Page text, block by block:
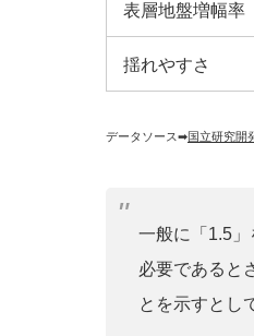
表層地盤増幅率
揺れやすさ
データソース➡︎国立研究開
一般に「1.5
必要であると
とを示すとし